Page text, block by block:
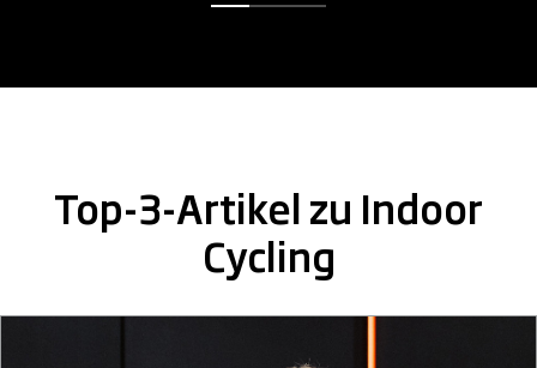
Top-3-Artikel zu Indoor
Cycling